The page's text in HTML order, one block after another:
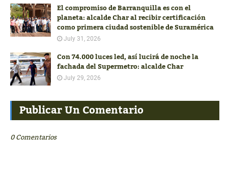
El compromiso de Barranquilla es con el
planeta: alcalde Char al recibir certificación
como primera ciudad sostenible de Suramérica
July 31, 2026
Con 74.000 luces led, así lucirá de noche la
fachada del Supermetro: alcalde Char
July 29, 2026
Publicar Un Comentario
0 Comentarios